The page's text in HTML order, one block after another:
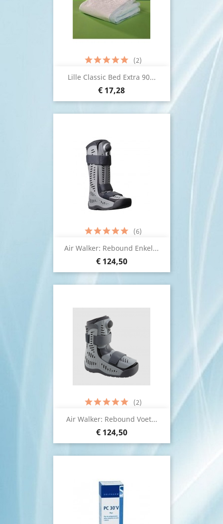
Lille Classic Bed Extra 90...
€ 17,28
(2)
Air Walker: Rebound Enkel...
€ 124,50
(6)
Air Walker: Rebound Voet...
€ 124,50
(2)